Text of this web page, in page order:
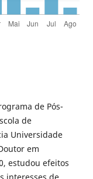
de Pós-
de
Universidade
em
estudou efeitos